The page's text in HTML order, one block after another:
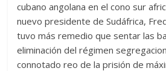
cubano angolana en el cono sur
nuevo presidente de Sudáfrica,
tuvo más remedio que sentar las
eliminación del régimen
connotado reo de la prisión de